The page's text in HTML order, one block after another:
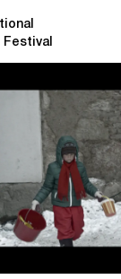
Festival